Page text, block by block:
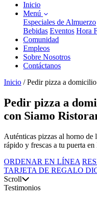
Inicio
Menú
Especiales de Almuerzo
Bebidas Eventos Hora
Comunidad
Empleos
Sobre Nosotros
Contáctanos
Inicio / Pedir pizza a
Pedir pizza a
con Siamo
Auténticas pizzas al horno de
rápido y frescas a tu puerta
ORDENAR EN LÍNEA
TARJETA DE REGALO
Scroll
Testimonios